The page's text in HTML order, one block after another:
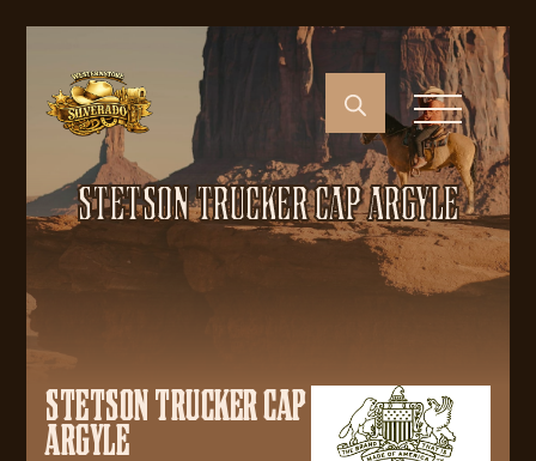
STETSON TRUCKER CAP ARGYLE
STETSON TRUCKER CAP
ARGYLE